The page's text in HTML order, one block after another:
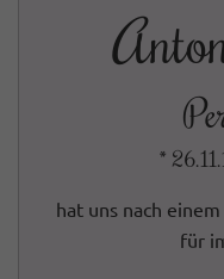
*
hat uns nach
für